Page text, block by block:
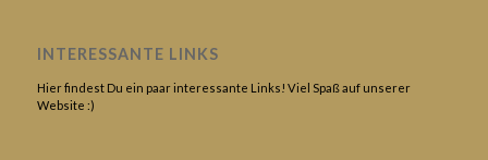
INTERESSANTE LINKS
Hier findest Du ein paar interessante Links! Viel Spaß auf unserer
Website :)